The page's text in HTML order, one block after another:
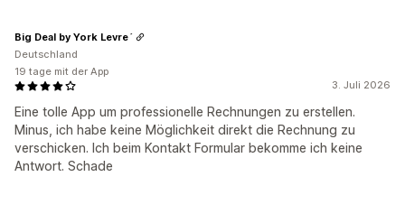
3. Juli 2026
Eine tolle App um professionelle Rechnungen zu erstellen.
Minus, ich habe keine Möglichkeit direkt die Rechnung zu
verschicken. Ich beim Kontakt Formular bekomme ich keine
Antwort. Schade
Big Deal by York Levre´
Deutschland
19 tage mit der App